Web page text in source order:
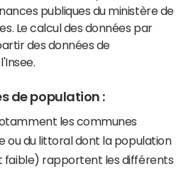
publiques du ministère de
Le calcul des données par
des données de
de population :
les communes
ou du littoral dont la population
faible) rapportent les différents